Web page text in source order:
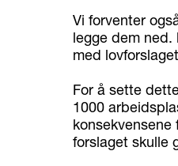
Vi forventer
legge dem ned.
med
For å sette
1000
forslaget skulle